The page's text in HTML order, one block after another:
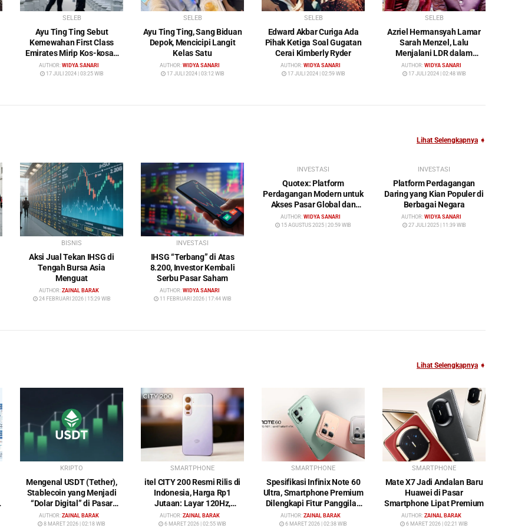
SELEB
Ayu Ting Ting Sebut
Kemewahan First Class
Emirates Mirip Kos-kosan
Mewah
AUTHOR: WIDYA SANARI
17 JULI 2024 | 03:25 WIB
SELEB
Ayu Ting Ting, Sang Biduan
Depok, Mencicipi Langit
Kelas Satu
AUTHOR: WIDYA SANARI
17 JULI 2024 | 03:12 WIB
SELEB
Edward Akbar Curiga Ada
Pihak Ketiga Soal Gugatan
Cerai Kimberly Ryder
AUTHOR: WIDYA SANARI
17 JULI 2024 | 02:59 WIB
SELEB
Azriel Hermansyah Lamar
Sarah Menzel, Lalu
Menjalani LDR dalam
Waktu yang Cukup Lama
AUTHOR: WIDYA SANARI
17 JULI 2024 | 02:48 WIB
Lihat Selengkapnya ➧
BISNIS
Aksi Jual Tekan IHSG di
Tengah Bursa Asia
Menguat
AUTHOR: ZAINAL BARAK
24 FEBRUARI 2026 | 15:29 WIB
INVESTASI
IHSG “Terbang” di Atas
8.200, Investor Kembali
Serbu Pasar Saham
AUTHOR: WIDYA SANARI
11 FEBRUARI 2026 | 17:44 WIB
INVESTASI
Quotex: Platform
Perdagangan Modern untuk
Akses Pasar Global dan
Investasi Cerdas
AUTHOR: WIDYA SANARI
15 AGUSTUS 2025 | 20:59 WIB
INVESTASI
Platform Perdagangan
Daring yang Kian Populer di
Berbagai Negara
AUTHOR: WIDYA SANARI
27 JULI 2025 | 11:39 WIB
Lihat Selengkapnya ➧
KRIPTO
Mengenal USDT (Tether),
Stablecoin yang Menjadi
“Dolar Digital” di Pasar
Kripto
AUTHOR: ZAINAL BARAK
8 MARET 2026 | 02:18 WIB
SMARTPHONE
itel CITY 200 Resmi Rilis di
Indonesia, Harga Rp1
Jutaan: Layar 120Hz,
Kamera 50MP, NFC dan
Baterai 5200 mAh
AUTHOR: ZAINAL BARAK
6 MARET 2026 | 02:55 WIB
SMARTPHONE
Spesifikasi Infinix Note 60
Ultra, Smartphone Premium
Dilengkapi Fitur Panggilan
Satelit
AUTHOR: ZAINAL BARAK
6 MARET 2026 | 02:38 WIB
SMARTPHONE
Mate X7 Jadi Andalan Baru
Huawei di Pasar
Smartphone Lipat Premium
AUTHOR: ZAINAL BARAK
6 MARET 2026 | 02:21 WIB